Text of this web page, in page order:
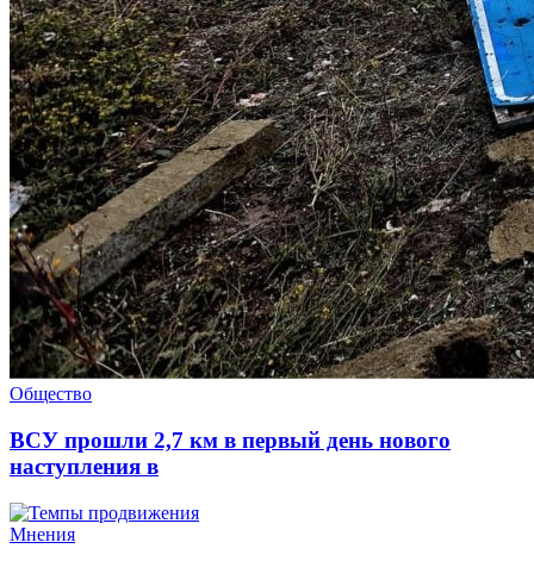
Общество
ВСУ прошли 2,7 км в первый день нового
наступления в
Мнения